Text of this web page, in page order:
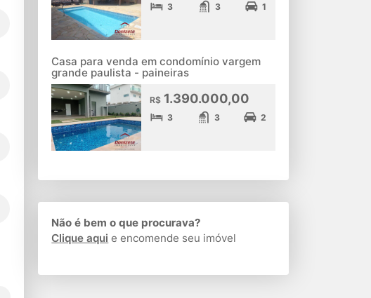
3 3 1
Casa para venda em condomínio vargem
grande paulista - paineiras
R$1.390.000,00
3 3 2
Não é bem o que procurava?
Clique aqui e encomende seu imóvel